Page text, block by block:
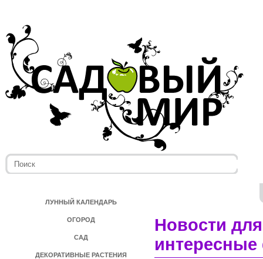
ЛУННЫЙ КАЛЕНДАРЬ
ОГОРОД
САД
ДЕКОРАТИВНЫЕ РАСТЕНИЯ
Новости